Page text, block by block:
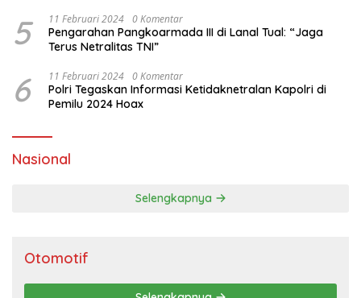
5 11 Februari 2024 0 Komentar
Pengarahan Pangkoarmada III di Lanal Tual: “Jaga
Terus Netralitas TNI”
6 11 Februari 2024 0 Komentar
Polri Tegaskan Informasi Ketidaknetralan Kapolri di
Pemilu 2024 Hoax
Nasional
Selengkapnya
Otomotif